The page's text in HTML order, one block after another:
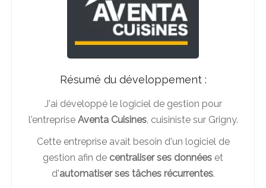
Résumé du développement :
J'ai développé le logiciel de gestion pour
l'entreprise Aventa Cuisines, cuisiniste sur Grigny.
Cette entreprise avait besoin d'un logiciel de
gestion afin de centraliser ses données et
d'automatiser ses tâches récurrentes.